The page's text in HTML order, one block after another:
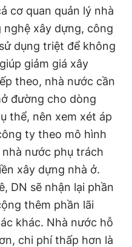
cơ quan quản lý nhà
xây dựng, công
dụng triệt để không
giảm giá xây
theo, nhà nước cần
đường cho dòng
thể, nên xem xét áp
ty theo mô hình
nhà nước phụ trách
xây dựng nhà ở.
DN sẽ nhận lại phần
thêm phần lãi
khác. Nhà nước hỗ
chi phí thấp hơn là